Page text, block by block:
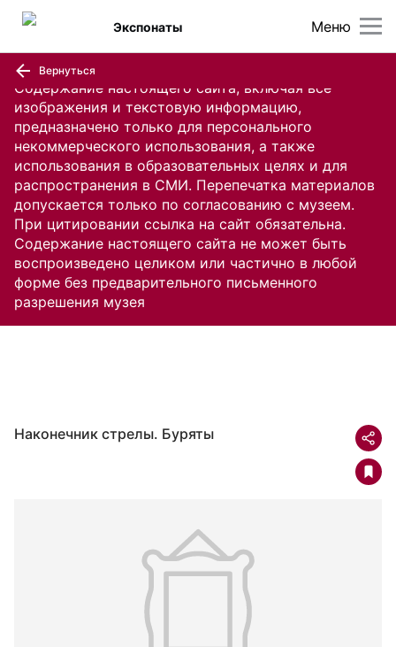
Содержание настоящего сайта, включая все
изображения и текстовую информацию,
предназначено только для персонального
некоммерческого использования, а также
использования в образовательных целях и для
распространения в СМИ. Перепечатка материалов
допускается только по согласованию с музеем.
При цитировании ссылка на сайт обязательна.
Содержание настоящего сайта не может быть
воспроизведено целиком или частично в любой
форме без предварительного письменного
разрешения музея
Меню
Экспонаты
Вернуться
Наконечник стрелы. Буряты